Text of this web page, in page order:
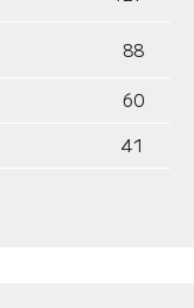
88
60
41